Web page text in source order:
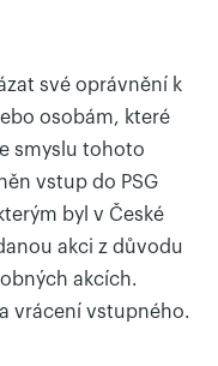
své oprávnění k
osobám, které
smyslu tohoto
vstup do PSG
byl v České
akci z důvodu
akcích.
vrácení vstupného.